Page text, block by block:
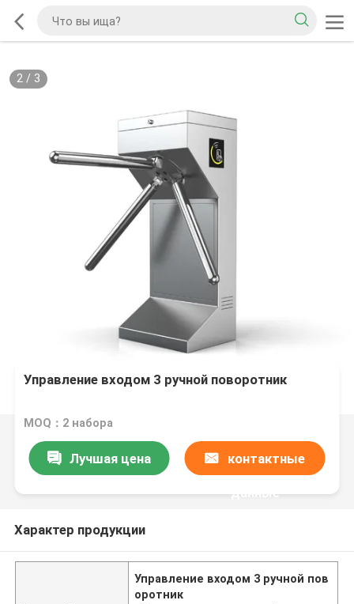
2/ 3
Управление входом 3 ручной поворотник
MOQ：2 набора
Лучшая цена контактные
данные
Характер продукции
Управление входом 3 ручной пов
оротник